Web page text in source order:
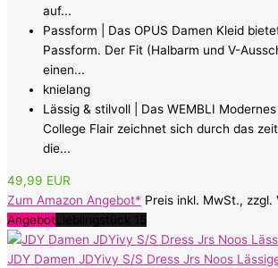
auf...
Passform | Das OPUS Damen Kleid
Passform. Der Fit (Halbarm und V-
einen...
knielang
Lässig & stilvoll | Das WEMBLI
College Flair zeichnet sich durch das
die...
49,99 EUR
Zum Amazon Angebot* Preis inkl. MwSt., zzgl.
Angebot
JDY Damen JDYivy S/S Dress Jrs Noos